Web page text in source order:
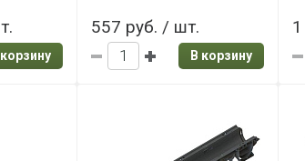
557 руб. / шт.
В корзину